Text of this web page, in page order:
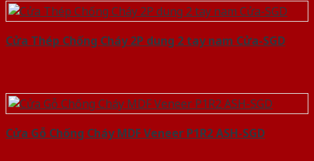
Cửa Thép Chống Cháy 2P dung 2 tay nam Cửa-SGD
Cửa Gỗ Chống Cháy MDF Veneer P1R2 ASH-SGD